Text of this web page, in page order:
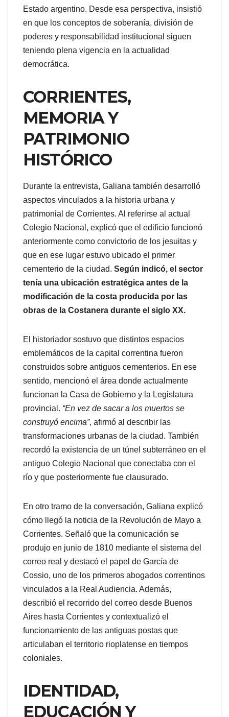
Estado argentino. Desde esa perspectiva, insistió
en que los conceptos de soberanía, división de
poderes y responsabilidad institucional siguen
teniendo plena vigencia en la actualidad
democrática.
CORRIENTES,
MEMORIA Y
PATRIMONIO
HISTÓRICO
Durante la entrevista, Galiana también desarrolló
aspectos vinculados a la historia urbana y
patrimonial de Corrientes. Al referirse al actual
Colegio Nacional, explicó que el edificio funcionó
anteriormente como convictorio de los jesuitas y
que en ese lugar estuvo ubicado el primer
cementerio de la ciudad. Según indicó, el sector
tenía una ubicación estratégica antes de la
modificación de la costa producida por las
obras de la Costanera durante el siglo XX.
El historiador sostuvo que distintos espacios
emblemáticos de la capital correntina fueron
construidos sobre antiguos cementerios. En ese
sentido, mencionó el área donde actualmente
funcionan la Casa de Gobierno y la Legislatura
provincial. “En vez de sacar a los muertos se
construyó encima”, afirmó al describir las
transformaciones urbanas de la ciudad. También
recordó la existencia de un túnel subterráneo en el
antiguo Colegio Nacional que conectaba con el
río y que posteriormente fue clausurado.
En otro tramo de la conversación, Galiana explicó
cómo llegó la noticia de la Revolución de Mayo a
Corrientes. Señaló que la comunicación se
produjo en junio de 1810 mediante el sistema del
correo real y destacó el papel de García de
Cossio, uno de los primeros abogados correntinos
vinculados a la Real Audiencia. Además,
describió el recorrido del correo desde Buenos
Aires hasta Corrientes y contextualizó el
funcionamiento de las antiguas postas que
articulaban el territorio rioplatense en tiempos
coloniales.
IDENTIDAD,
EDUCACIÓN Y